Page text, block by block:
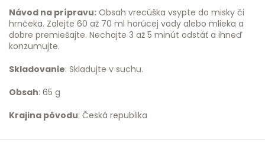
Návod na prípravu: Obsah vrecúška vsypte do misky či
hrnčeka. Zalejte 60 až 70 ml horúcej vody alebo mlieka a
dobre premiešajte. Nechajte 3 až 5 minút odstáť a ihneď
konzumujte.
Skladovanie: Skladujte v suchu.
Obsah: 65 g
Krajina pôvodu: Česká republika